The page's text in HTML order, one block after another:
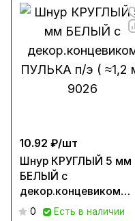
10.92 ₽/шт
Шнур КРУГЛЫЙ 5 мм
БЕЛЫЙ с
декор.концевиком
ПУЛЬКА п/э ( ≈1,2 м)
0 Есть в наличии